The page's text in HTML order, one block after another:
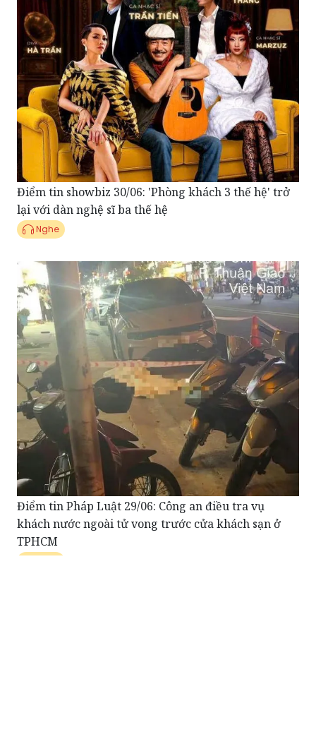
Điểm tin showbiz 30/06: 'Phòng khách 3 thế hệ' trở
lại với dàn nghệ sĩ ba thế hệ
Nghe
Điểm tin Pháp Luật 29/06: Công an điều tra vụ
khách nước ngoài tử vong trước cửa khách sạn ở
TPHCM
Nghe